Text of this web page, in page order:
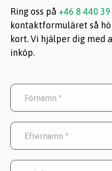
Ring oss på +46 8 440
kontaktformuläret så
kort. Vi hjälper dig med
inköp.